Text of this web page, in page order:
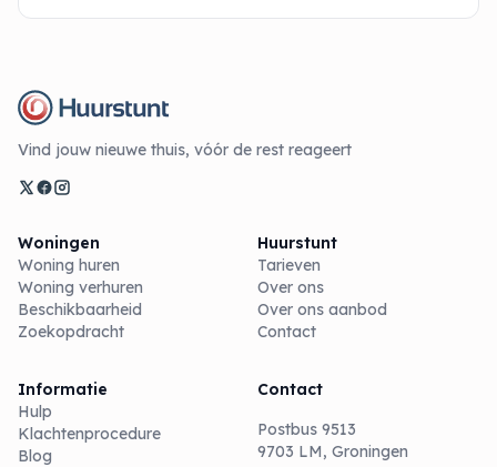
Vind jouw nieuwe thuis, vóór de rest reageert
Woningen
Woning huren
Woning verhuren
Beschikbaarheid
Zoekopdracht
Huurstunt
Tarieven
Over ons
Over ons aanbod
Contact
Informatie
Hulp
Klachtenprocedure
Blog
Contact
Postbus 9513
9703 LM, Groningen